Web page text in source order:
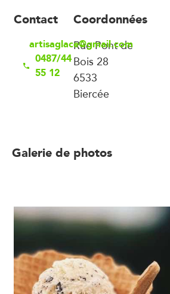
Contact
artisaglace@gmail.com
0487/44
55 12
Coordonnées
Rue Pont de
Bois 28
6533
Biercée
Galerie de photos